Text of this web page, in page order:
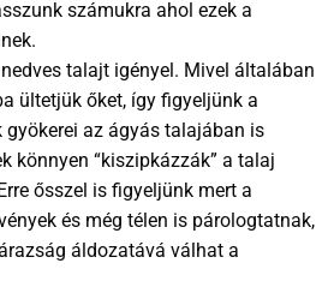
számukra ahol ezek a
talajt igényel. Mivel általában
ültetjük őket, így figyeljünk a
az ágyás talajában is
könnyen “kiszipkázzák” a talaj
ősszel is figyeljünk mert a
és még télen is párologtatnak,
áldozatává válhat a